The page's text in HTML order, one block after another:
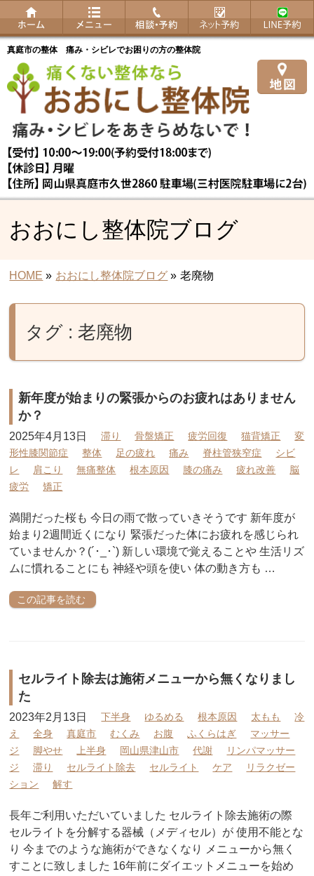
真庭市の整体 痛み・シビレでお困りの方の整体院
おおにし整体院ブログ
HOME » おおにし整体院ブログ » 老廃物
タグ : 老廃物
新年度が始まりの緊張からのお疲れはありません
か？
2025年4月13日 滞り 骨盤矯正 疲労回復 猫背矯正
変
形性膝関節症
整体 足の疲れ 痛み 脊柱管狭窄症
シビ
レ
肩こり 無痛整体 根本原因 膝の痛み 疲れ改善
脳
疲労
矯正
満開だった桜も 今日の雨で散っていきそうです 新年度が
始まり2週間近くになり 緊張だった体にお疲れを感じられ
ていませんか？(´･_･`) 新しい環境で覚えることや 生活リズ
ムに慣れることにも 神経や頭を使い 体の動き方も …
この記事を読む
セルライト除去は施術メニューから無くなりまし
た
2023年2月13日 下半身 ゆるめる 根本原因 太もも
冷
え
全身 真庭市 むくみ お腹 ふくらはぎ
マッサー
ジ
脚やせ 上半身 岡山県津山市 代謝
リンパマッサー
ジ
滞り セルライト除去 セルライト ケア
リラクゼー
ション
解す
長年ご利用いただいていました セルライト除去施術の際
セルライトを分解する器械（メディセル）が 使用不能とな
り 今までのような施術ができなくなり メニューから無く
すことに致しました 16年前にダイエットメニューを始め